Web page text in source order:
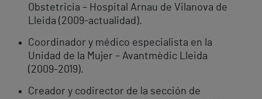
Obstetricia – Hospital Arnau de Vilanova de
Lleida (2009-actualidad).
Coordinador y médico especialista en la
Unidad de la Mujer – Avantmèdic Lleida
(2009-2019).
Creador y codirector de la sección de